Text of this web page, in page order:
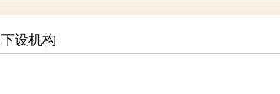
设机构